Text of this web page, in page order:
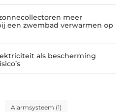
meer
een zwembad verwarmen op
als bescherming
Alarmsysteem (1)